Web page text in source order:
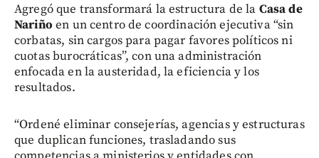
Agregó que transformará la estructura de la Casa de
Nariño en un centro de coordinación ejecutiva “sin
corbatas, sin cargos para pagar favores políticos ni
cuotas burocráticas”, con una administración
enfocada en la austeridad, la eficiencia y los
resultados.
“Ordené eliminar consejerías, agencias y estructuras
que duplican funciones, trasladando sus